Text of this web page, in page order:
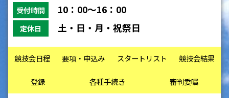
受付時間 10：00～16：00
定休日 土・日・月・祝祭日
競技会日程 要項・申込み スタートリスト 競技会結果
登録 各種手続き 審判委嘱